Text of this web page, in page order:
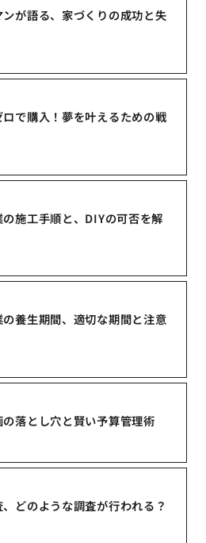
が語る、家づくりの成功と失
で購入！夢を叶えるための戦
施工手順と、DIYの可否を解
養生期間、適切な期間と注意
落とし穴と賢い予算管理術
どのような調査が行われる？